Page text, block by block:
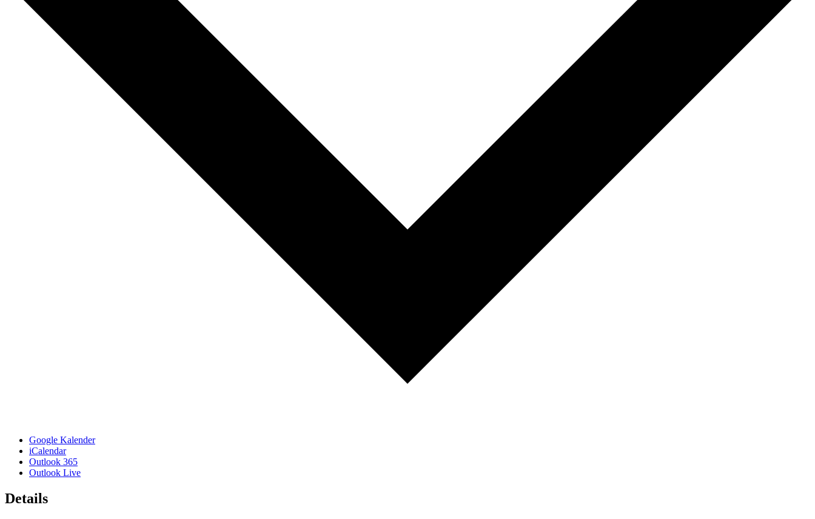
Google Kalender
iCalendar
Outlook 365
Outlook Live
Details